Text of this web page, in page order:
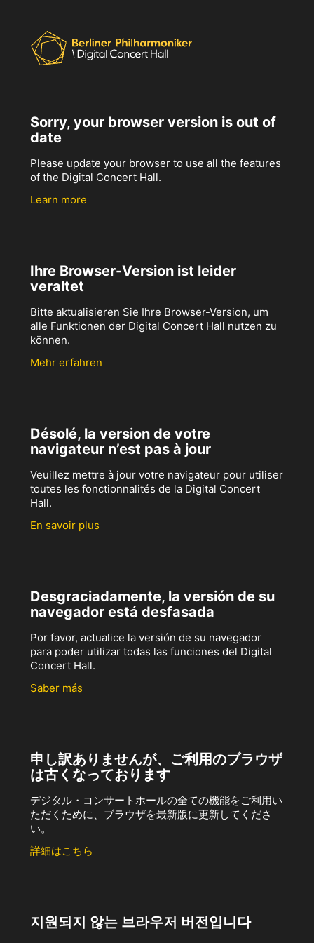
Sorry, your browser version is out of
date
Please update your browser to use all the features
of the Digital Concert Hall.
Learn more
Ihre Browser-Version ist leider
veraltet
Bitte aktualisieren Sie Ihre Browser-Version, um
alle Funktionen der Digital Concert Hall nutzen zu
können.
Mehr erfahren
Désolé, la version de votre
navigateur n’est pas à jour
Veuillez mettre à jour votre navigateur pour utiliser
toutes les fonctionnalités de la Digital Concert
Hall.
En savoir plus
Desgraciadamente, la versión de su
navegador está desfasada
Por favor, actualice la versión de su navegador
para poder utilizar todas las funciones del Digital
Concert Hall.
Saber más
申し訳ありませんが、ご利用のブラウザ
は古くなっております
デジタル・コンサートホールの全ての機能をご利用い
ただくために、ブラウザを最新版に更新してくださ
い。
詳細はこちら
지원되지 않는 브라우저 버전입니다